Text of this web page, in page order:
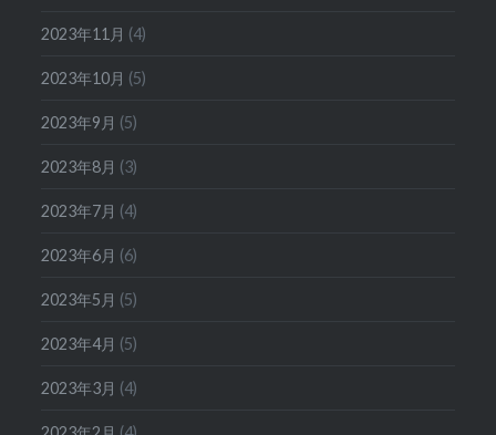
2023年11月 (4)
2023年10月 (5)
2023年9月 (5)
2023年8月 (3)
2023年7月 (4)
2023年6月 (6)
2023年5月 (5)
2023年4月 (5)
2023年3月 (4)